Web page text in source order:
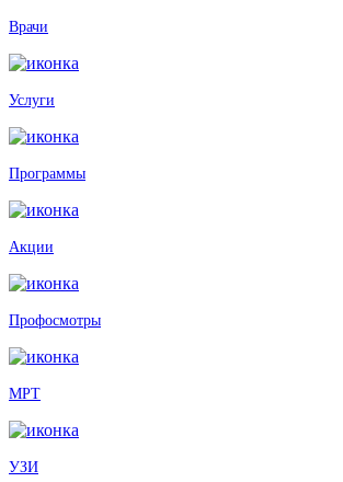
Врачи
Услуги
Программы
Акции
Профосмотры
МРТ
УЗИ